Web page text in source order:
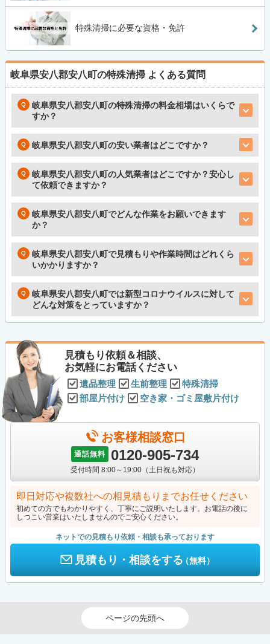
特殊清掃に必要な資格・免許
岐阜県安八郡安八町の特殊清掃 よくある質問
岐阜県安八郡安八町の特殊清掃の料金相場はいくらで
すか？
岐阜県安八郡安八町の安い業者はどこですか？
岐阜県安八郡安八町の人気業者はどこですか？安心し
て依頼できますか？
岐阜県安八郡安八町でどんな作業をお願いできます
か？
岐阜県安八郡安八町で見積もりや作業時間はどれくら
いかかりますか？
岐阜県安八郡安八町では新型コロナウイルスに対して
どんな対策をとっていますか？
見積もり依頼＆相談、
お気軽にお電話ください
遺品整理 生前整理
特殊清掃
部屋片付け
空き家・ゴミ屋敷片付け
お客様相談窓口
通話無料 0120-905-734
受付時間 8:00～19:00（土日祝も対応）
即日対応や複数社への相見積もりまでお任せください
初めての方でもわかりやすく、丁寧にご説明いたします。お電話の後に
しつこい営業はいたしませんのでご安心ください。
ネットでの見積もり依頼・相談も承っております
見積もり・相談をする（無料）
ページの先頭へ